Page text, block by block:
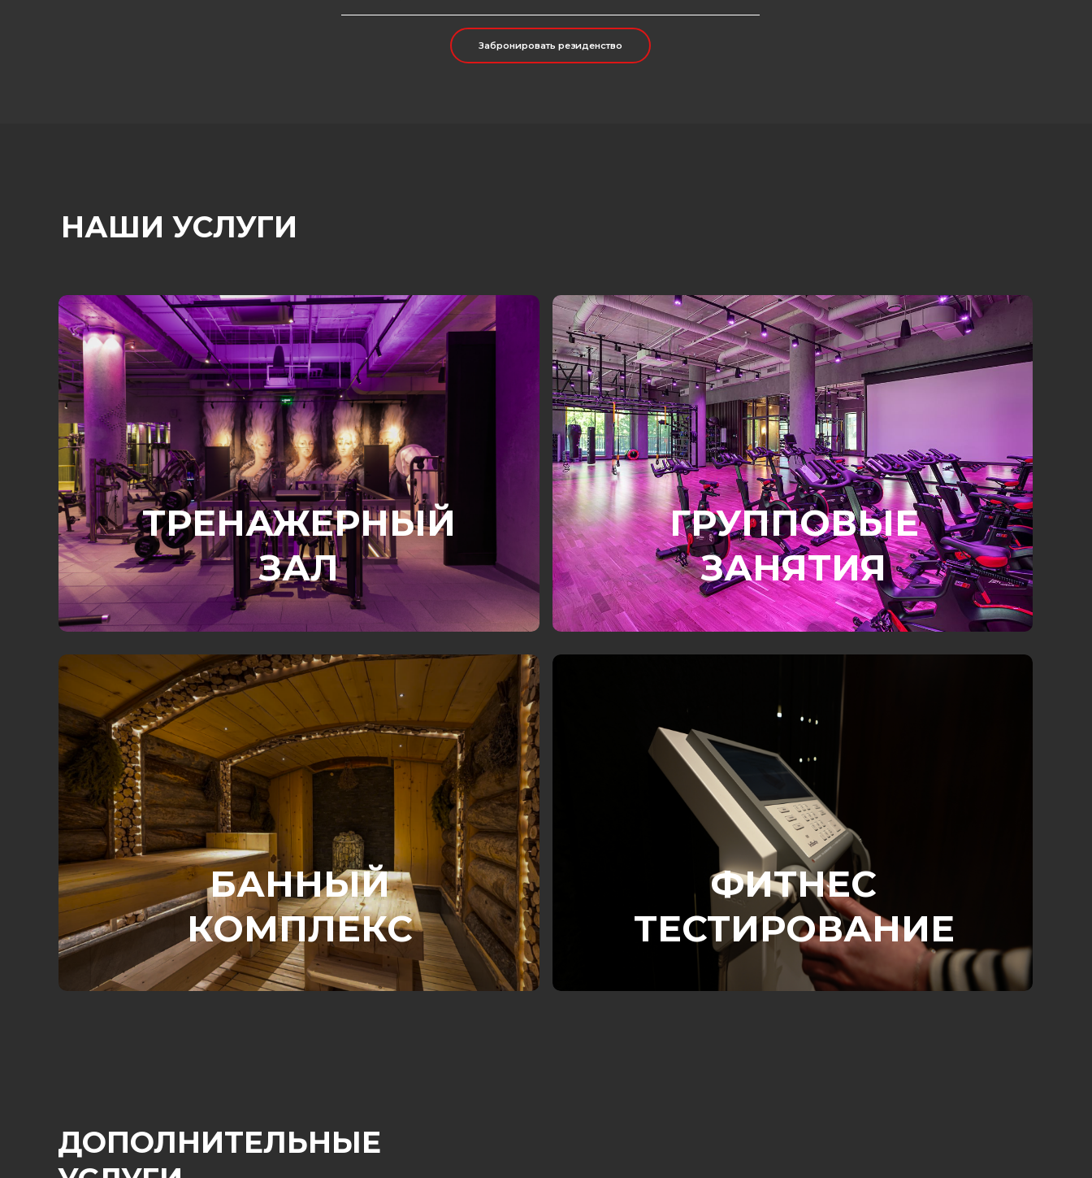
НАШИ УСЛУГИ
ДОПОЛНИТЕЛЬНЫЕ
ТРЕНАЖЕРНЫЙ
ЗАЛ
БАННЫЙ
КОМПЛЕКС
ФИТНЕС
ТЕСТИРОВАНИЕ
ГРУППОВЫЕ
ЗАНЯТИЯ